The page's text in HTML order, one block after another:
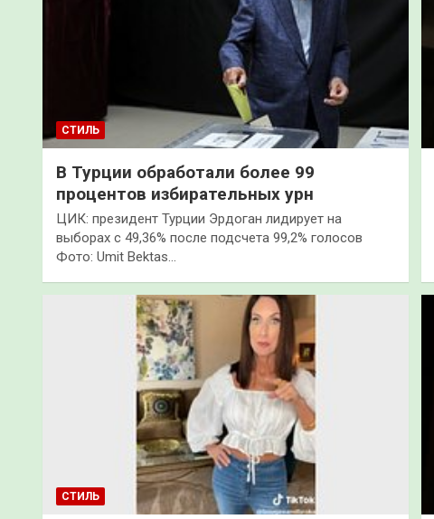
СТИЛЬ
В Турции обработали более 99
процентов избирательных урн
ЦИК: президент Турции Эрдоган лидирует на
выборах с 49,36% после подсчета 99,2% голосов
Фото: Umit Bektas…
СТИЛЬ